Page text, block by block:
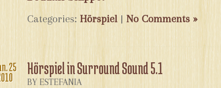
Categories: Hörspiel | No Comments »
25
Hörspiel in Surround Sound 5.1
BY ESTEFANIA